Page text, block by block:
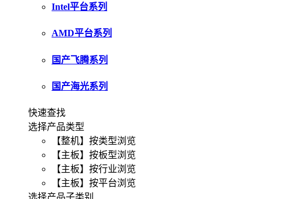
Intel平台系列
AMD平台系列
国产飞腾系列
国产海光系列
快速查找
选择产品类型
【整机】按类型浏览
【主板】按板型浏览
【主板】按行业浏览
【主板】按平台浏览